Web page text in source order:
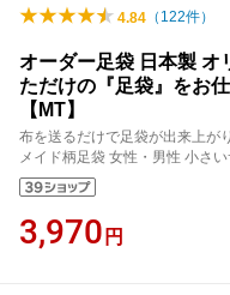
4.84 （ 122件）
オーダー足袋 日本製 オ
ただけの『足袋』をお
【MT】
布を送るだけで足袋が出来上が
メイド柄足袋 女性・男性 小さ
3,970 円